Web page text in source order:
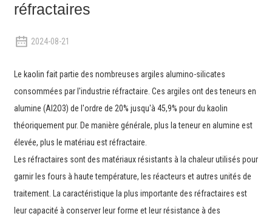
réfractaires
2024-08-21
Le kaolin fait partie des nombreuses argiles alumino-silicates
consommées par l'industrie réfractaire. Ces argiles ont des teneurs en
alumine (Al2O3) de l'ordre de 20% jusqu'à 45,9% pour du kaolin
théoriquement pur. De manière générale, plus la teneur en alumine est
élevée, plus le matériau est réfractaire.
Les réfractaires sont des matériaux résistants à la chaleur utilisés pour
garnir les fours à haute température, les réacteurs et autres unités de
traitement. La caractéristique la plus importante des réfractaires est
leur capacité à conserver leur forme et leur résistance à des